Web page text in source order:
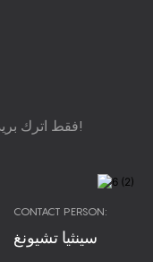
فقط اترك بريدك الإلكتروني أو رقم هاتفك في نموذج الاتصال حتى نتمكن من إرسال اقتراح مجاني إليك!
CONTACT PERSON:
سينثيا تشيونغ